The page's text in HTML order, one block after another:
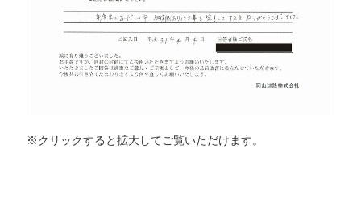
※クリックすると拡大してご覧いただけます。